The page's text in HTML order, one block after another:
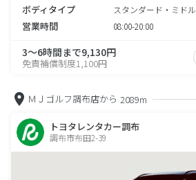
ボディタイプ スタンダード・ミドル
営業時間 08:00-20:00
3～6時間まで9,130円
免責補償制度1,100円
ＭＪゴルフ調布店から 2089m
トヨタレンタカー調布
調布市布田2-39